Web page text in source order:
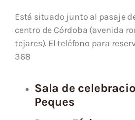
Está situado junto al pasaje
centro de Córdoba (avenida
tejares). El teléfono para
368
Sala de
Peques